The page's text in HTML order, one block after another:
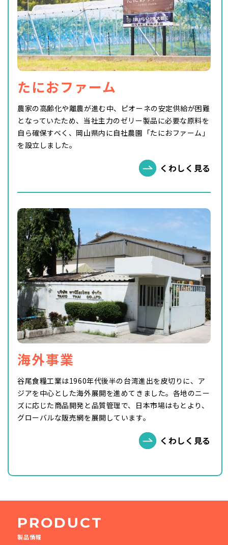
たにおファーム
農家の高齢化や離農が進む中、ピオーネの安定供給が困難
となっていたため、当社主力のゼリー製品に必要な原料を
自ら確保すべく、岡山県内に自社農園「たにおファーム」
を設立しました。
くわしく見る
海外事業
谷尾食糧工業は1960年代後半の台湾進出を皮切りに、ア
ジアを中心とした海外展開を進めてきました。各地のニー
ズに応じた商品開発と品質管理で、日本市場はもとより、
グローバルな販売網を展開しています。
くわしく見る
PRODUCT
製品情報